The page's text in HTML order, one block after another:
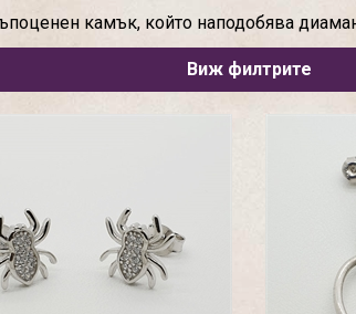
камък, който наподобява
Виж филтрите